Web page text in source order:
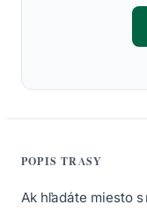
POPIS TRASY
Ak hľadáte miesto